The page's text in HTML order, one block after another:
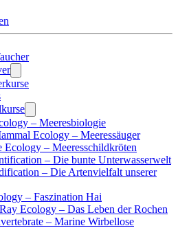
– Meeresbiologie
Ecology – Meeressäuger
Ecology – Meeresschildkröten
– Die bunte Unterwasserwelt
– Die Artenvielfalt unserer
– Faszination Hai
Ecology – Das Leben der Rochen
– Marine Wirbellose